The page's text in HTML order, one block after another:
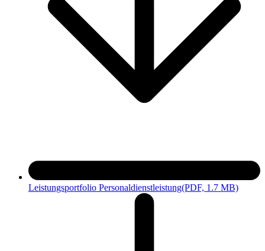
Leistungsportfolio Personaldienstleistung(PDF, 1.7 MB)